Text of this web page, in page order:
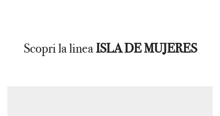
Scopri la lineaISLA DE MUJERES